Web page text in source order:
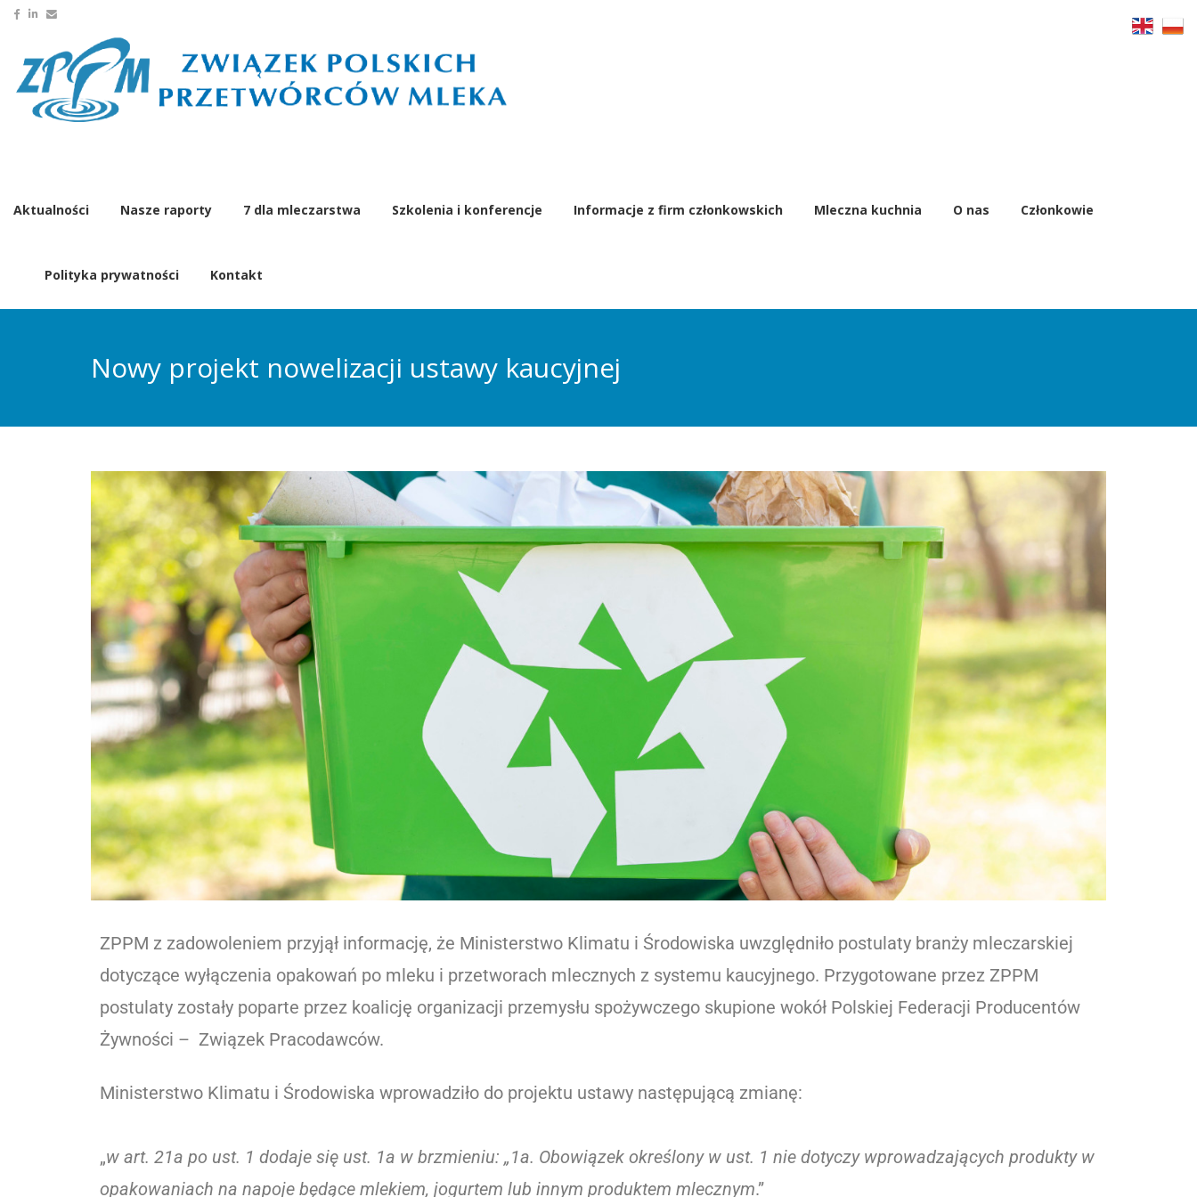
Aktualności Nasze raporty 7 dla mleczarstwa Szkolenia i konferencje Informacje z firm członkowskich Mleczna kuchnia O nas Członkowie
Polityka prywatności Kontakt
Nowy projekt nowelizacji ustawy kaucyjnej
ZPPM z zadowoleniem przyjął informację, że Ministerstwo Klimatu i Środowiska uwzględniło postulaty branży mleczarskiej
dotyczące wyłączenia opakowań po mleku i przetworach mlecznych z systemu kaucyjnego. Przygotowane przez ZPPM
postulaty zostały poparte przez koalicję organizacji przemysłu spożywczego skupione wokół Polskiej Federacji Producentów
Żywności – Związek Pracodawców.
Ministerstwo Klimatu i Środowiska wprowadziło do projektu ustawy następującą zmianę:
„w art. 21a po ust. 1 dodaje się ust. 1a w brzmieniu: „1a. Obowiązek określony w ust. 1 nie dotyczy wprowadzających produkty w
opakowaniach na napoje będące mlekiem, jogurtem lub innym produktem mlecznym.”